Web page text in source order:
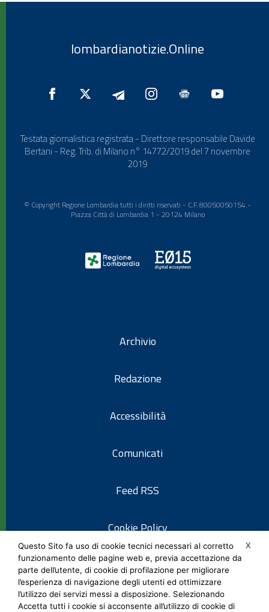
lombardianotizie.Online
Testata giornalistica registrata - Direttore responsabile Davide
Bertani - Reg. Trib. di Milano n° 14772/2019 del 7 novembre
2019
© Copyright Regione Lombardia tutti i diritti riservati - C.F. 80050050154 -
Piazza Città di Lombardia 1 - 20124 Milano
Archivio
Redazione
Accessibilità
Comunicati
Feed RSS
Cookie Policy
Informativa privacy
Note legali
X
Questo Sito fa uso di cookie tecnici necessari al corretto
funzionamento delle pagine web e, previa accettazione da
parte dell’utente, di cookie di profilazione per migliorare
l’esperienza di navigazione degli utenti ed ottimizzare
l’utilizzo dei servizi messi a disposizione. Selezionando
Accetta tutti i cookie si acconsente all’utilizzo di cookie di